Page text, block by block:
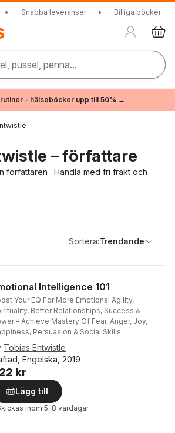
• Snabba leveranser • Billiga böcker
pussel, penna...
– hälsoböcker upp till 50% →
– författare
författaren . Handla med fri frakt och
Sortera:Trendande
Intelligence 101
Your EQ For More Emotional Agility,
Better Relationships, Success &
- Achieve Mastery Of Fear, Anger, Joy,
Persuasion & Social Skills
Tobias Entwistle
Engelska, 2019
kr
Lägg till
inom 5-8 vardagar